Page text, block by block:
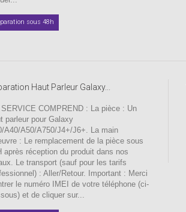
sous 48h
Haut Parleur Galaxy...
COMPREND : La pièce : Un
parleur pour Galaxy
A40/A50/A750/J4+/J6+. La main
: Le remplacement de la pièce sous
après réception du produit dans nos
Le transport (sauf pour les tarifs
: Aller/Retour. Important : Merci
le numéro IMEI de votre téléphone (ci-
et de cliquer sur...